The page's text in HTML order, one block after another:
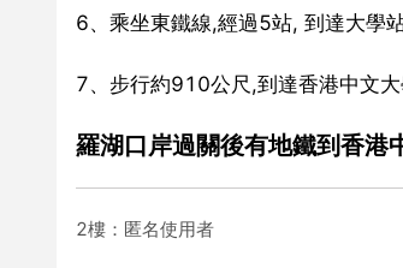
6、乘坐東鐵線,經過5站, 到達大學
7、步行約910公尺,到達香港中文
羅湖口岸過關後有地鐵到香港
2樓：匿名使用者